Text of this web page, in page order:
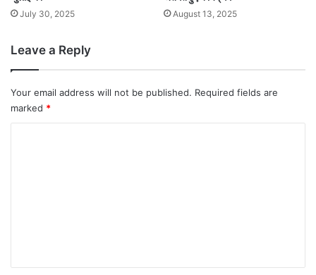
July 30, 2025 August 13, 2025
Leave a Reply
Your email address will not be published. Required fields are
marked *